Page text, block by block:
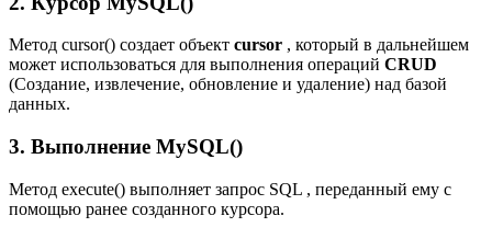
Метод cursor() создает объект cursor , который в дальнейшем
может использоваться для выполнения операций CRUD
(Создание, извлечение, обновление и удаление) над базой
данных.
3. Выполнение MySQL()
Метод execute() выполняет запрос SQL , переданный ему с
помощью ранее созданного курсора.